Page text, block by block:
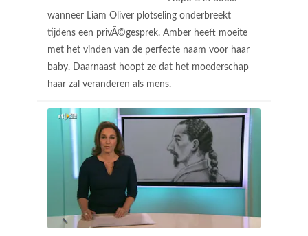
wanneer Liam Oliver plotseling onderbreekt
tijdens een privÃ©gesprek. Amber heeft moeite
met het vinden van de perfecte naam voor haar
baby. Daarnaast hoopt ze dat het moederschap
haar zal veranderen als mens.